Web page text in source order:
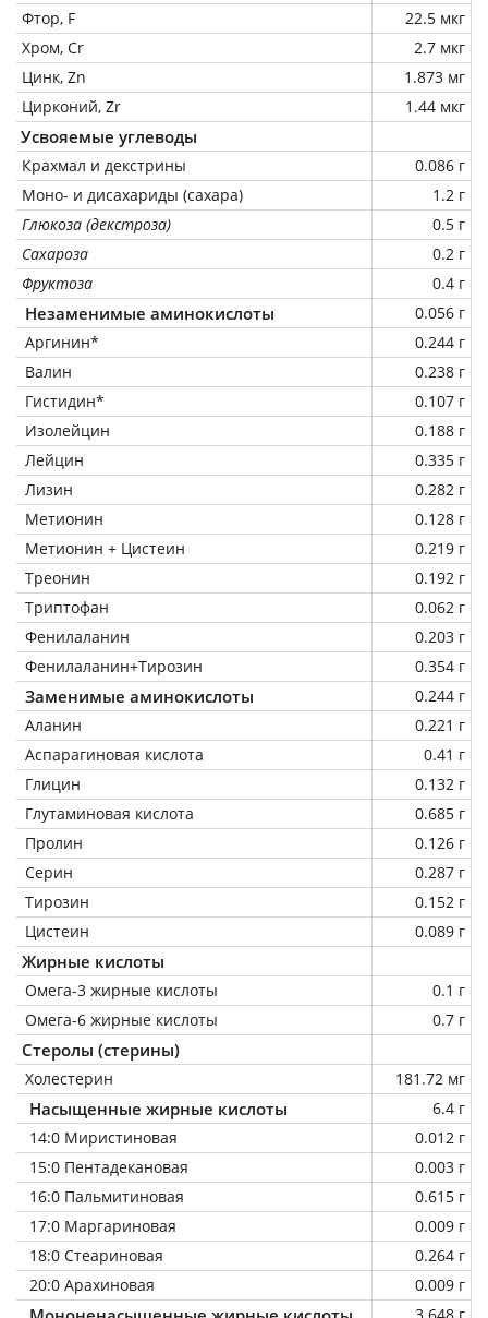
Фтор, F
22.5 мкг
Хром, Cr
2.7 мкг
Цинк, Zn
1.873 мг
Цирконий, Zr
1.44 мкг
Усвояемые углеводы
Крахмал и декстрины
0.086 г
Моно- и дисахариды (сахара)
1.2 г
Глюкоза (декстроза)
0.5 г
Сахароза
0.2 г
Фруктоза
0.4 г
Незаменимые аминокислоты
0.056 г
Аргинин*
0.244 г
Валин
0.238 г
Гистидин*
0.107 г
Изолейцин
0.188 г
Лейцин
0.335 г
Лизин
0.282 г
Метионин
0.128 г
Метионин + Цистеин
0.219 г
Треонин
0.192 г
Триптофан
0.062 г
Фенилаланин
0.203 г
Фенилаланин+Тирозин
0.354 г
Заменимые аминокислоты
0.244 г
Аланин
0.221 г
Аспарагиновая кислота
0.41 г
Глицин
0.132 г
Глутаминовая кислота
0.685 г
Пролин
0.126 г
Серин
0.287 г
Тирозин
0.152 г
Цистеин
0.089 г
Жирные кислоты
Омега-3 жирные кислоты
0.1 г
Омега-6 жирные кислоты
0.7 г
Стеролы (стерины)
Холестерин 181.72 мг
Насыщенные жирные кислоты
6.4 г
14:0 Миристиновая
0.012 г
15:0 Пентадекановая
0.003 г
16:0 Пальмитиновая
0.615 г
17:0 Маргариновая
0.009 г
18:0 Стеариновая
0.264 г
20:0 Арахиновая
0.009 г